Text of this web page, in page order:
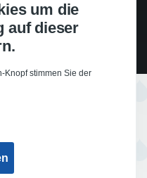
um die
auf dieser
Knopf stimmen Sie der
All rights reserved.